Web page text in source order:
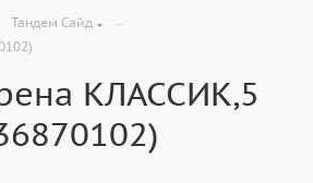
Тандем Сайд —
КЛАССИК,5